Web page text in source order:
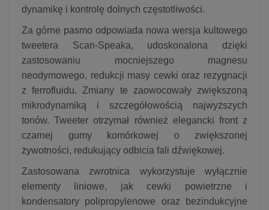
dynamikę i kontrolę dolnych częstotliwości.
Za górne pasmo odpowiada nowa wersja kultowego
tweetera Scan-Speaka, udoskonalona dzięki
zastosowaniu mocniejszego magnesu
neodymowego, redukcji masy cewki oraz rezygnacji
z ferrofluidu. Zmiany te zaowocowały zwiększoną
mikrodynamiką i szczegółowością najwyższych
tonów. Tweeter otrzymał również elegancki front z
czarnej gumy komórkowej o zwiększonej
żywotności, redukujący odbicia fali dźwiękowej.
Zastosowana zwrotnica wykorzystuje wyłącznie
elementy liniowe, jak cewki powietrzne i
kondensatory polipropylenowe oraz bezindukcyjne